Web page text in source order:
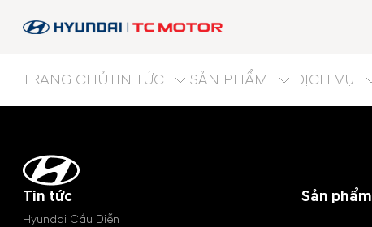
TRANG CHỦTIN TỨC SẢN PHẨM DỊCH VỤ
Tin tức Sản phẩm
Hyundai Cầu Diễn